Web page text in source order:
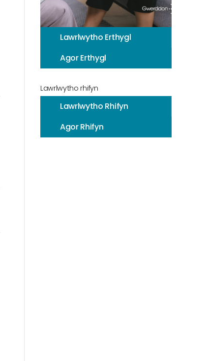
Lawrlwytho Erthygl
Agor Erthygl
Lawrlwytho rhifyn
Lawrlwytho Rhifyn
Agor Rhifyn